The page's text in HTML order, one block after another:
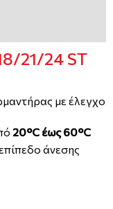
21/24 ST
με έλεγχο
20°C έως 60°C
άνεσης